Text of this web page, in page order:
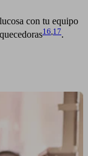
con tu equipo
16,17.